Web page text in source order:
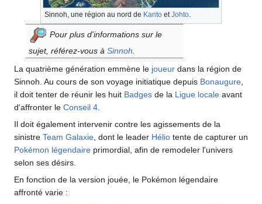
Sinnoh, une région au nord de Kanto etJohto.
Pour plus d'informations sur le
sujet, référez-vous à Sinnoh.
La quatrième génération emmène le joueur dans la région de
Sinnoh. Au cours de son voyage initiatique depuis Bonaugure,
il doit tenter de réunir les huit Badges de la Ligue locale avant
d'affronter le Conseil 4.
Il doit également intervenir contre les agissements de la
sinistre Team Galaxie, dont le leader Hélio tente de capturer un
Pokémon légendaire primordial, afin de remodeler l'univers
selon ses désirs.
En fonction de la version jouée, le Pokémon légendaire
affronté varie :